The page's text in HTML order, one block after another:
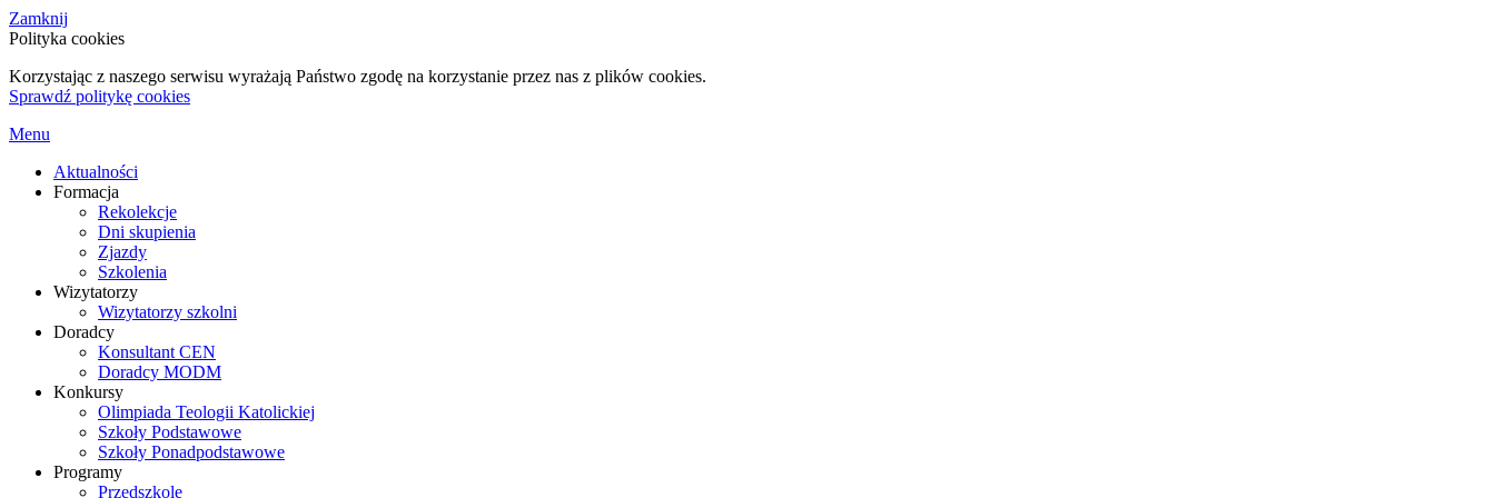
Zamknij
Polityka cookies
Korzystając z naszego serwisu wyrażają Państwo zgodę na korzystanie przez nas z plików cookies.
Sprawdź politykę cookies
Menu
Aktualności
Formacja
Rekolekcje
Dni skupienia
Zjazdy
Szkolenia
Wizytatorzy
Wizytatorzy szkolni
Doradcy
Konsultant CEN
Doradcy MODM
Konkursy
Olimpiada Teologii Katolickiej
Szkoły Podstawowe
Szkoły Ponadpodstawowe
Programy
Przedszkole